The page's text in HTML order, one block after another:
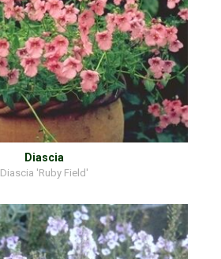
Diascia
Diascia 'Ruby Field'